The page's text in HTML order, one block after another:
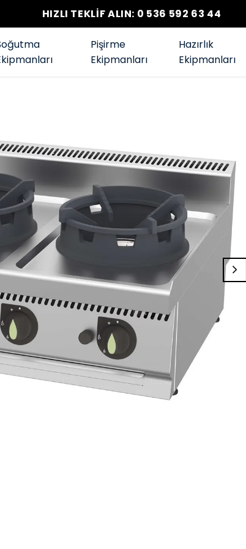
HIZLI TEKLİF ALIN: 0 536 592 63 44
Pişirme
Ekipmanları
Hazırlık
Ekipmanları